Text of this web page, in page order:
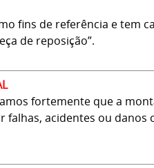
fins de referência e tem
de reposição”.
fortemente que a
acidentes ou danos